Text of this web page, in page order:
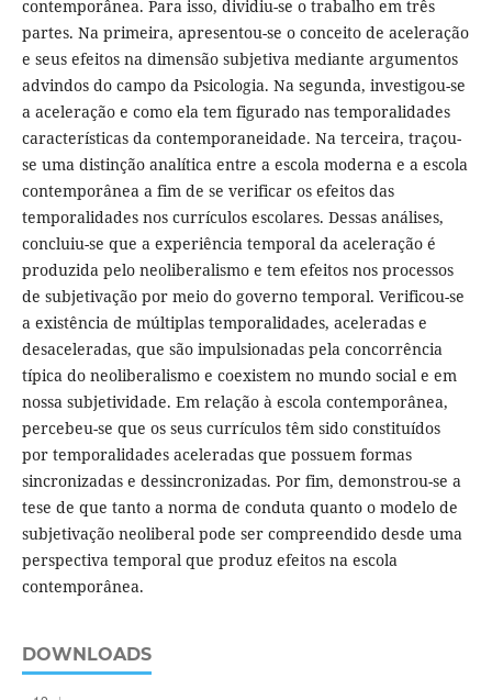
contemporânea. Para isso, dividiu-se o trabalho em três
partes. Na primeira, apresentou-se o conceito de aceleração
e seus efeitos na dimensão subjetiva mediante argumentos
advindos do campo da Psicologia. Na segunda, investigou-se
a aceleração e como ela tem figurado nas temporalidades
características da contemporaneidade. Na terceira, traçou-
se uma distinção analítica entre a escola moderna e a escola
contemporânea a fim de se verificar os efeitos das
temporalidades nos currículos escolares. Dessas análises,
concluiu-se que a experiência temporal da aceleração é
produzida pelo neoliberalismo e tem efeitos nos processos
de subjetivação por meio do governo temporal. Verificou-se
a existência de múltiplas temporalidades, aceleradas e
desaceleradas, que são impulsionadas pela concorrência
típica do neoliberalismo e coexistem no mundo social e em
nossa subjetividade. Em relação à escola contemporânea,
percebeu-se que os seus currículos têm sido constituídos
por temporalidades aceleradas que possuem formas
sincronizadas e dessincronizadas. Por fim, demonstrou-se a
tese de que tanto a norma de conduta quanto o modelo de
subjetivação neoliberal pode ser compreendido desde uma
perspectiva temporal que produz efeitos na escola
contemporânea.
DOWNLOADS